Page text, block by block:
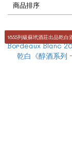
商品排序
1855列級蘇玳酒莊出品乾白